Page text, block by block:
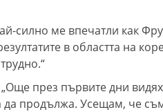
силно ме впечатли как
в областта на
„Още през първите дни
продължа. Усещам, че